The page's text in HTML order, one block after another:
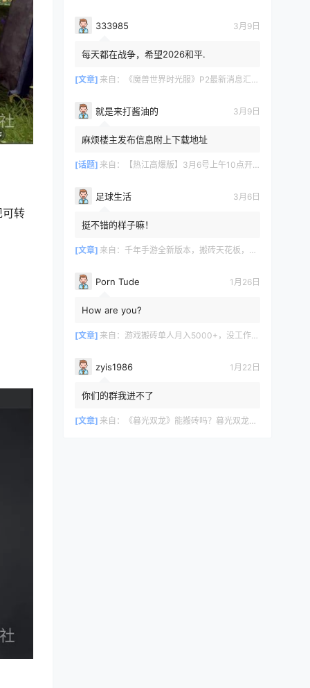
可转
333985 3月9日
每天都在战争，希望2026和平.
[文章] 来自： 《魔兽世界时光服》P2最新消息汇总，九大硬核干货速报
就是来打酱油的 3月9日
麻烦楼主发布信息附上下载地址
[话题] 来自： 【热江高爆版】3月6号上午10点开服
足球生活 3月6日
挺不错的样子嘛！
[文章] 来自： 千年手游全新版本，搬砖天花板，闭着眼都能赚！
Porn Tude 1月26日
How are you?
[文章] 来自： 游戏搬砖单人月入5000+，没工作在家一个人就能做
zyis1986 1月22日
你们的群我进不了
[文章] 来自： 《暮光双龙》能搬砖吗？暮光双龙搬砖攻略教程